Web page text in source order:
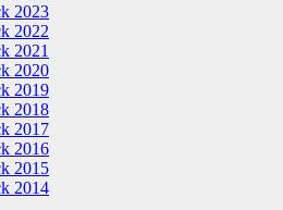
2023
2022
2021
2020
2019
2018
2017
2016
2015
2014